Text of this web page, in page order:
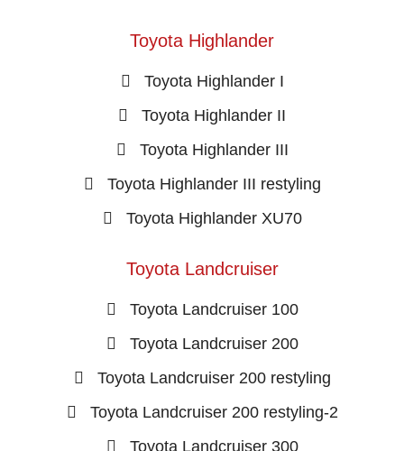
Toyota Highlander
Toyota Highlander I
Toyota Highlander II
Toyota Highlander III
Toyota Highlander III restyling
Toyota Highlander XU70
Toyota Landcruiser
Toyota Landcruiser 100
Toyota Landcruiser 200
Toyota Landcruiser 200 restyling
Toyota Landcruiser 200 restyling-2
Toyota Landcruiser 300